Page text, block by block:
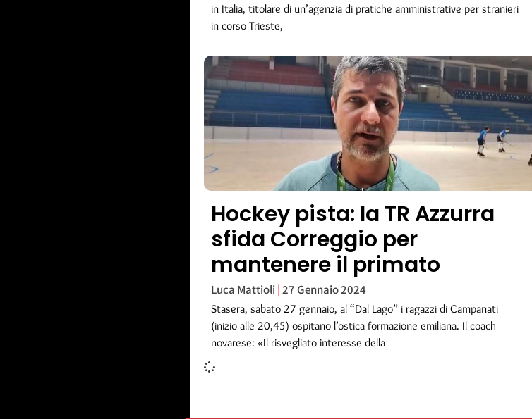
in Italia, titolare di un’agenzia di pratiche amministrative per stranieri
in corso Trieste,
Hockey pista: la TR Azzurra
sfida Correggio per
mantenere il primato
Luca Mattioli 27 Gennaio 2024
Stasera, sabato 27 gennaio, al “Dal Lago” i ragazzi di Campanati
(inizio alle 20,45) ospitano l’ostica formazione emiliana. Il coach
novarese: «Il risvegliato interesse della